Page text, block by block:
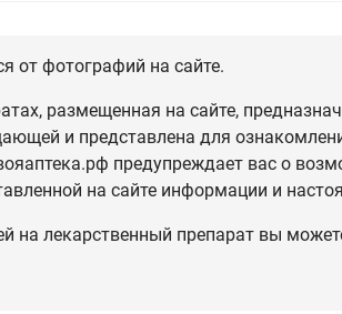
от фотографий на сайте.
размещенная на сайте,
и представлена для
предупреждает вас о
на сайте информации и
на лекарственный препарат вы